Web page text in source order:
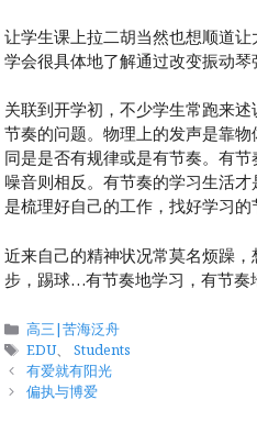
让学生课上拉二胡当然也想顺道
学会很具体地了解通过改变振动琴
关联到开学初，不少学生常跑来
节奏的问题。物理上的发声是靠
同是是否有规律或是有节奏。有
噪音则相反。有节奏的学习生活
是梳理好自己的工作，找好学习的
近来自己的精神状况常莫名烦躁
步，踢球…有节奏地学习，有节奏
分
类
高三|苦海泛舟
标
签
EDU、Students
有爱就有阳光
偏执与博爱